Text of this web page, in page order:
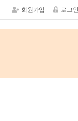
회원가입 로그인